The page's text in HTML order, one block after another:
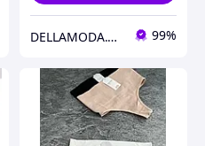
DELLAMODA.COM.UA 99%